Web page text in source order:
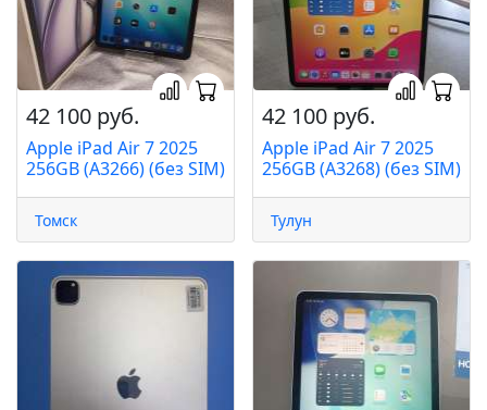
42 100 руб.
Apple iPad Air 7 2025
256GB (A3266) (без SIM)
Томск
42 100 руб.
Apple iPad Air 7 2025
256GB (A3268) (без SIM)
Тулун